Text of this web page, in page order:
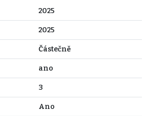
2025
2025
Částečně
ano
3
Ano